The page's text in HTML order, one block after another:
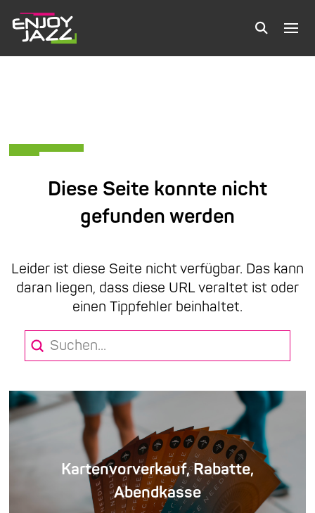
Diese Seite konnte nicht
gefunden werden
Leider ist diese Seite nicht verfügbar. Das kann
daran liegen, dass diese URL veraltet ist oder
einen Tippfehler beinhaltet.
Search
Submit
Kartenvorverkauf, Rabatte,
Abendkasse